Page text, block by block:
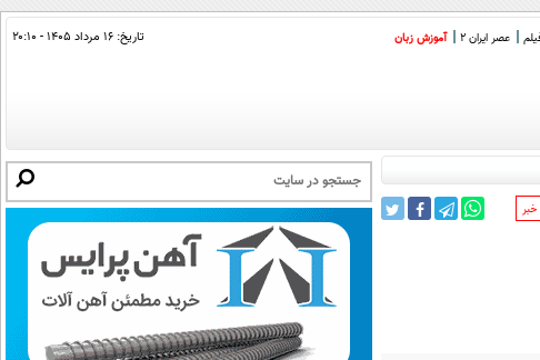
عصر ایران 2 آموزش زبان تاریخ: ۱۶ مرداد ۱۴۰۵ - ۲۰:۱۰